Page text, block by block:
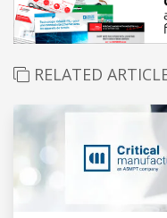
RELATED